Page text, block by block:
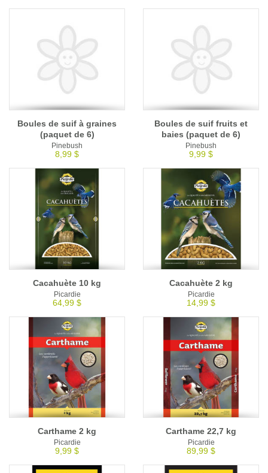
Boules de suif à graines
(paquet de 6)
Pinebush
8,99 $
Boules de suif fruits et
baies (paquet de 6)
Pinebush
9,99 $
Cacahuète 10 kg
Picardie
64,99 $
Cacahuète 2 kg
Picardie
14,99 $
Carthame 2 kg
Picardie
9,99 $
Carthame 22,7 kg
Picardie
89,99 $